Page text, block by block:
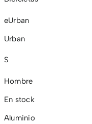
eUrban
Urban
S
Hombre
En stock
Aluminio